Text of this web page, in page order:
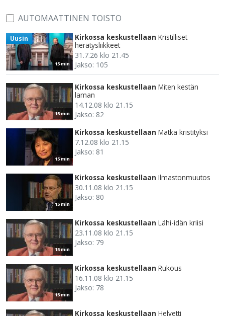
AUTOMAATTINEN TOISTO
15 min
Uusin Kirkossa keskustellaan Kristilliset
herätysliikkeet
31.7.26 klo 21.45
Jakso: 105
15 min
Kirkossa keskustellaan Miten kestän
laman
14.12.08 klo 21.15
Jakso: 82
15 min
Kirkossa keskustellaan Matka kristityksi
7.12.08 klo 21.15
Jakso: 81
15 min
Kirkossa keskustellaan Ilmastonmuutos
30.11.08 klo 21.15
Jakso: 80
15 min
Kirkossa keskustellaan Lähi-idän kriisi
23.11.08 klo 21.15
Jakso: 79
15 min
Kirkossa keskustellaan Rukous
16.11.08 klo 21.15
Jakso: 78
Kirkossa keskustellaan Helvetti